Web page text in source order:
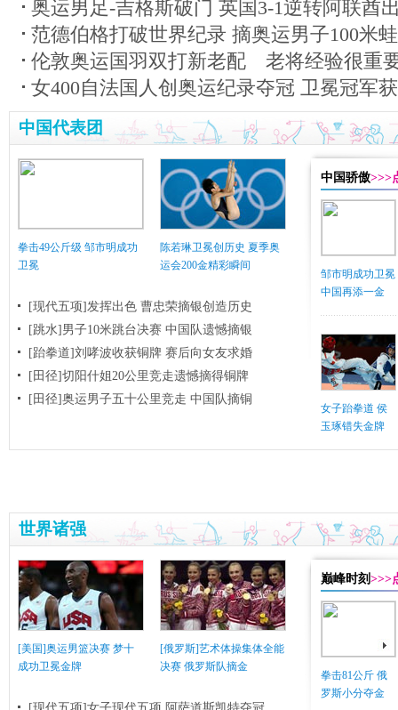
奥运男足-吉格斯破门 英国3-1逆转阿联酋
范德伯格打破世界纪录 摘奥运男子100米
伦敦奥运国羽双打新老配 老将经验很重
女400自法国人创奥运纪录夺冠 卫冕冠军
中国代表团
拳击49公斤级 邹市明成功
卫冕
陈若琳卫冕创历史 夏季奥
运会200金精彩瞬间
[现代五项]发挥出色 曹忠荣摘银创造历史
[跳水]男子10米跳台决赛 中国队遗憾摘银
[跆拳道]刘哮波收获铜牌 赛后向女友求婚
[田径]切阳什姐20公里竞走遗憾摘得铜牌
[田径]奥运男子五十公里竞走 中国队摘铜
中国骄傲>>>
邹市明成功卫冕
中国再添一金
女子跆拳道 侯
玉琢错失金牌
世界诸强
[美国]奥运男篮决赛 梦十
成功卫冕金牌
[俄罗斯]艺术体操集体全能
决赛 俄罗斯队摘金
巅峰时刻>>>
拳击81公斤 俄
罗斯小分夺金